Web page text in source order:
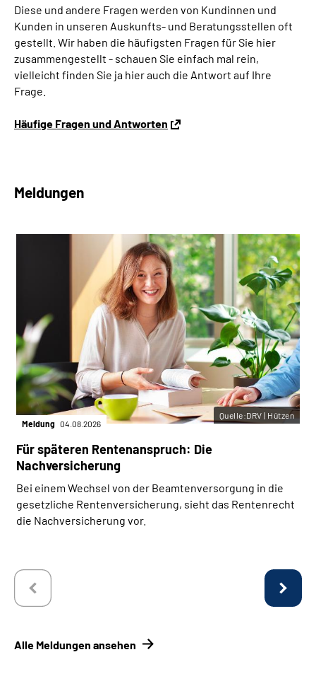
Diese und andere Fragen werden von Kundinnen und
Kunden in unseren Auskunfts- und Beratungsstellen oft
gestellt. Wir haben die häufigsten Fragen für Sie hier
zusammengestellt - schauen Sie einfach mal rein,
vielleicht finden Sie ja hier auch die Antwort auf Ihre
Frage.
Häufige Fragen und Antworten
Meldungen
Meldung 04.08.2026
Für späteren Rentenanspruch: Die
Nachversicherung
Bei einem Wechsel von der Beamtenversorgung in die
gesetzliche Rentenversicherung, sieht das Rentenrecht
die Nachversicherung vor.
Quelle:DRV | Hützen
Alle Meldungen ansehen